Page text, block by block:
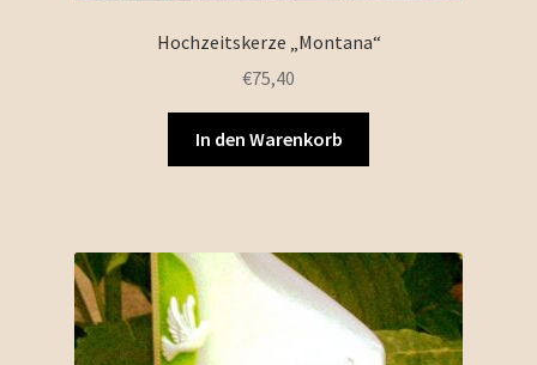
Hochzeitskerze „Montana“
€75,40
In den Warenkorb